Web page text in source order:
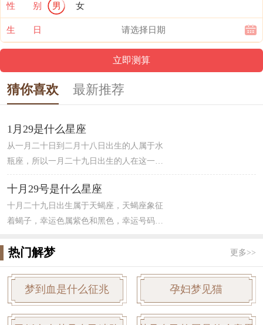
性 别 男 女
生 日
猜你喜欢 最新推荐
1月29是什么星座
从一月二十日到二月十八日出生的人属于水
瓶座，所以一月二十九日出生的人在这一区
间内。水瓶座主宰天王星，属于风象星座。
水瓶座的人在生活中，爱情中让人琢磨不定
无法定型，追求思想自由人很聪明。对待朋
友友善和睦，算是绝对的“友谊之星”，但是
对稳定。
十月29号是什么星座
十月二十九日出生属于天蝎座，天蝎座象征
着蝎子，幸运色属紫色和黑色，幸运号码为
向来高瞻远瞩，看的比较远，能够洞察人
心。对于天蝎女来说，更容易明察秋毫，掌
握人心，并且有很强的占有欲，让人琢磨不
透，伴随着一股很强的神秘感，让人难以接
近。
热门解梦 更多>>
梦到血是什么征兆 孕妇梦见猫